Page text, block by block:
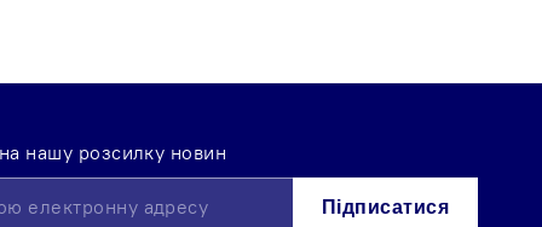
нашу розсилку новин
Підписатися